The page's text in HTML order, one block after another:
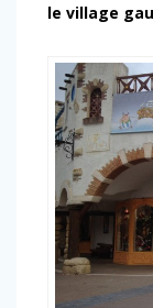
le village